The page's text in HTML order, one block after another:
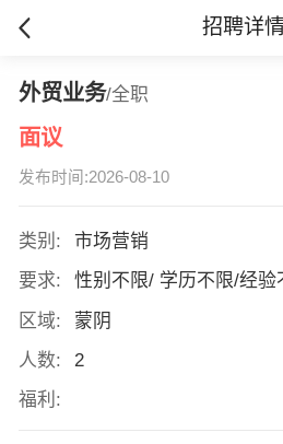
招聘详
外贸业务/全职
面议
发布时间:2026-08-10
类别:
市场营销
要求:
性别不限/ 学历不限/经验
区域:
蒙阴
人数:
2
福利: